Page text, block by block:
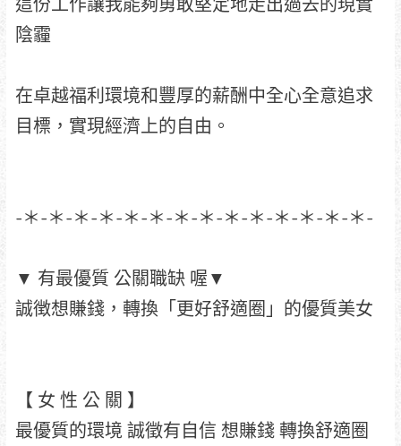
這份工作讓我能夠勇敢堅定地走出過去的現實
陰霾
在卓越福利環境和豐厚的薪酬中全心全意追求
目標，實現經濟上的自由。
-＊-＊-＊-＊-＊-＊-＊-＊-＊-＊-＊-＊-＊-＊-
▼ 有最優質 公關職缺 喔▼
誠徴想賺錢，轉換「更好舒適圈」的優質美女
【 女 性 公 關 】
最優質的環境 誠徵有自信 想賺錢 轉換舒適圈